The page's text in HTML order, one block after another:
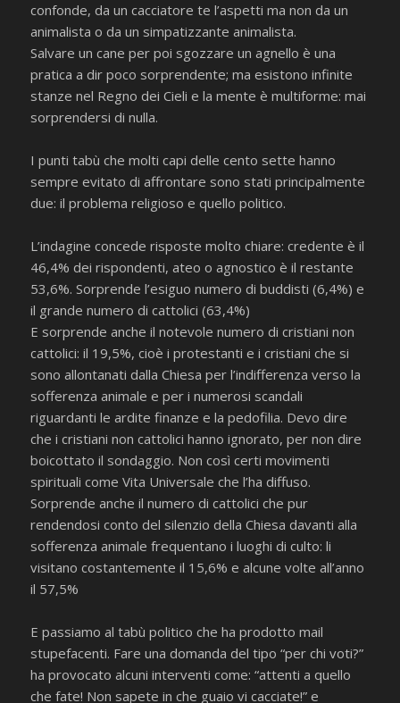
confonde, da un cacciatore te l’aspetti ma non da un
animalista o da un simpatizzante animalista.
Salvare un cane per poi sgozzare un agnello è una
pratica a dir poco sorprendente; ma esistono infinite
stanze nel Regno dei Cieli e la mente è multiforme: mai
sorprendersi di nulla.
I punti tabù che molti capi delle cento sette hanno
sempre evitato di affrontare sono stati principalmente
due: il problema religioso e quello politico.
L’indagine concede risposte molto chiare: credente è il
46,4% dei rispondenti, ateo o agnostico è il restante
53,6%. Sorprende l’esiguo numero di buddisti (6,4%) e
il grande numero di cattolici (63,4%)
E sorprende anche il notevole numero di cristiani non
cattolici: il 19,5%, cioè i protestanti e i cristiani che si
sono allontanati dalla Chiesa per l’indifferenza verso la
sofferenza animale e per i numerosi scandali
riguardanti le ardite finanze e la pedofilia. Devo dire
che i cristiani non cattolici hanno ignorato, per non dire
boicottato il sondaggio. Non così certi movimenti
spirituali come Vita Universale che l’ha diffuso.
Sorprende anche il numero di cattolici che pur
rendendosi conto del silenzio della Chiesa davanti alla
sofferenza animale frequentano i luoghi di culto: li
visitano costantemente il 15,6% e alcune volte all’anno
il 57,5%
E passiamo al tabù politico che ha prodotto mail
stupefacenti. Fare una domanda del tipo “per chi voti?”
ha provocato alcuni interventi come: “attenti a quello
che fate! Non sapete in che guaio vi cacciate!” e